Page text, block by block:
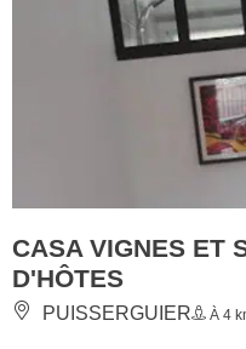
CASA VIGNES ET
D'HÔTES
PUISSERGUIER À 4